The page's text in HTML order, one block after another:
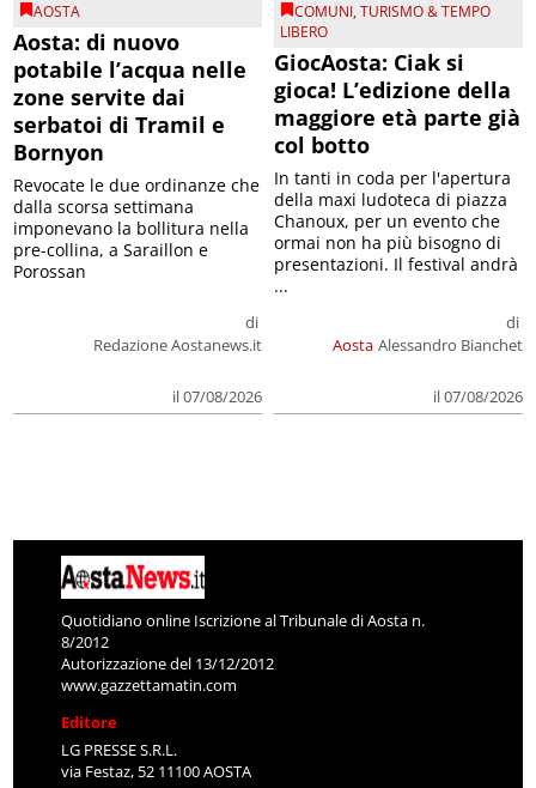
AOSTA
Aosta: di nuovo
potabile l’acqua nelle
zone servite dai
serbatoi di Tramil e
Bornyon
di
Redazione Aostanews.it
il 07/08/2026
Revocate le due ordinanze che
dalla scorsa settimana
imponevano la bollitura nella
pre-collina, a Saraillon e
Porossan
COMUNI,TURISMO & TEMPO
LIBERO
GiocAosta: Ciak si
gioca! L’edizione della
maggiore età parte già
col botto
Aosta
di
Alessandro Bianchet
il 07/08/2026
In tanti in coda per l'apertura
della maxi ludoteca di piazza
Chanoux, per un evento che
ormai non ha più bisogno di
presentazioni. Il festival andrà
...
Quotidiano online Iscrizione al Tribunale di Aosta n.
8/2012
Autorizzazione del 13/12/2012
www.gazzettamatin.com
Editore
LG PRESSE S.R.L.
via Festaz, 52 11100 AOSTA